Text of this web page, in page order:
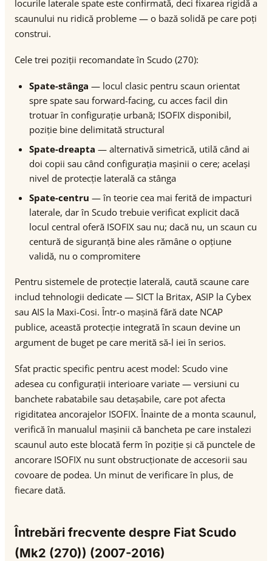
locurile laterale spate este confirmată, deci fixarea rigidă a
scaunului nu ridică probleme — o bază solidă pe care poți
construi.
Cele trei poziții recomandate în Scudo (270):
Spate-stânga — locul clasic pentru scaun orientat
spre spate sau forward-facing, cu acces facil din
trotuar în configurație urbană; ISOFIX disponibil,
poziție bine delimitată structural
Spate-dreapta — alternativă simetrică, utilă când ai
doi copii sau când configurația mașinii o cere; același
nivel de protecție laterală ca stânga
Spate-centru — în teorie cea mai ferită de impacturi
laterale, dar în Scudo trebuie verificat explicit dacă
locul central oferă ISOFIX sau nu; dacă nu, un scaun cu
centură de siguranță bine ales rămâne o opțiune
validă, nu o compromitere
Pentru sistemele de protecție laterală, caută scaune care
includ tehnologii dedicate — SICT la Britax, ASIP la Cybex
sau AIS la Maxi-Cosi. Într-o mașină fără date NCAP
publice, această protecție integrată în scaun devine un
argument de buget pe care merită să-l iei în serios.
Sfat practic specific pentru acest model: Scudo vine
adesea cu configurații interioare variate — versiuni cu
banchete rabatabile sau detașabile, care pot afecta
rigiditatea ancorajelor ISOFIX. Înainte de a monta scaunul,
verifică în manualul mașinii că bancheta pe care instalezi
scaunul auto este blocată ferm în poziție și că punctele de
ancorare ISOFIX nu sunt obstrucționate de accesorii sau
covoare de podea. Un minut de verificare în plus, de
fiecare dată.
Întrebări frecvente despre Fiat Scudo
(Mk2 (270)) (2007-2016)